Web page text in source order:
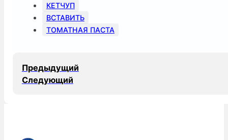
КЕТЧУП
ВСТАВИТЬ
ТОМАТНАЯ ПАСТА
Предыдущий
Следующий